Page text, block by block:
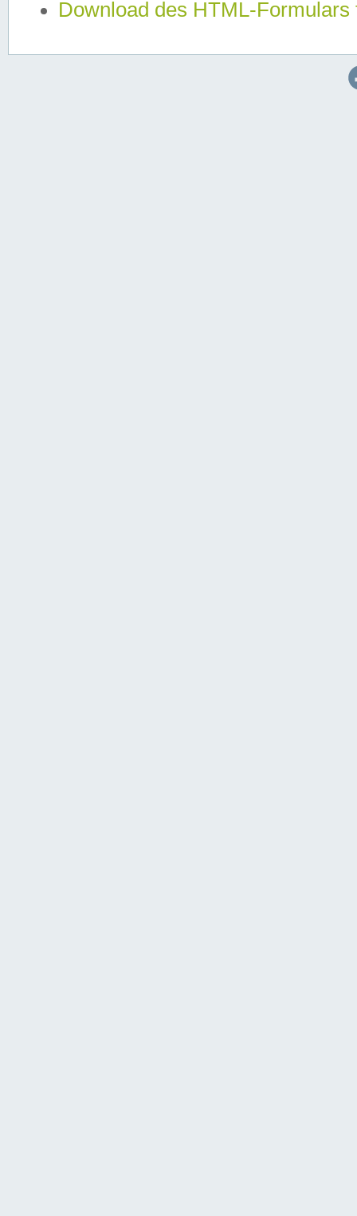
Download des HTML-